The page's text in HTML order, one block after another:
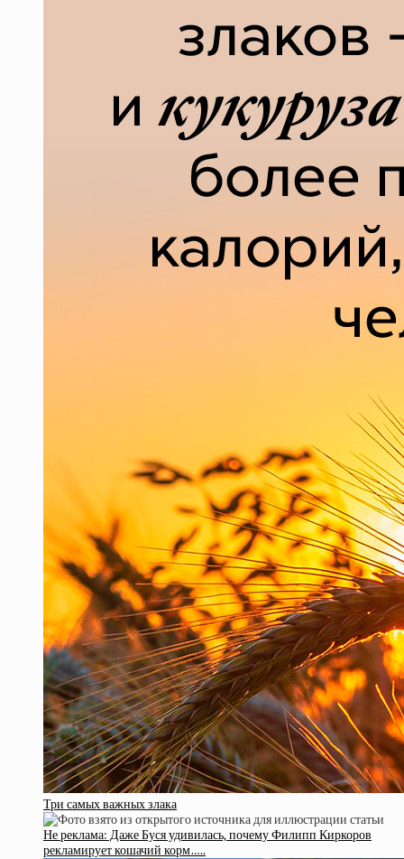
Три самых важных злака
Не реклама: Даже Буся удивилась, почему Филипп Киркоров
рекламирует кошачий корм…..